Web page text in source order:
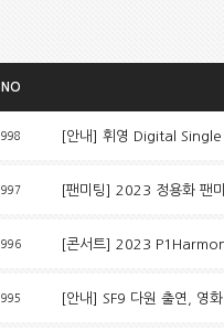
NO
998 [안내] 휘영 Digital Single
997 [팬미팅] 2023 정용화 팬
996 [콘서트] 2023
995 [안내] SF9 다원 출연, 영